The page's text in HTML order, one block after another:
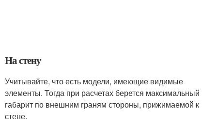
На стену
Учитывайте, что есть модели, имеющие видимые
элементы. Тогда при расчетах берется максимальный
габарит по внешним граням стороны, прижимаемой к
стене.